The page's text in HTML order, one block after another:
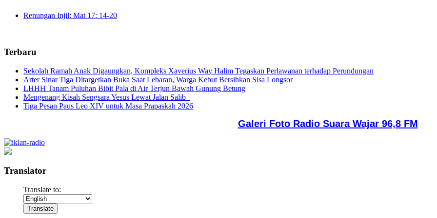
Renungan Injil: Mat 17: 14-20
Terbaru
Sekolah Ramah Anak Digaungkan, Kompleks Xaverius Way Halim Tegaskan Perlawanan terhadap Perundungan
Arter Sinar Tiga Ditargetkan Buka Saat Lebaran, Warga Kebut Bersihkan Sisa Longsor
LHHH Tanam Puluhan Bibit Pala di Air Terjun Bawah Gunung Betung
Mengenang Kisah Sengsara Yesus Lewat Jalan Salib
Tiga Pesan Paus Leo XIV untuk Masa Prapaskah 2026
Galeri Foto Radio Suara Wajar 96,8 FM
Translator
Translate to: